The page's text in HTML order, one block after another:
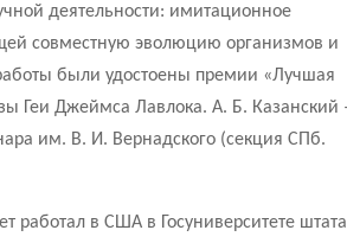
деятельности: имитационное
совместную эволюцию организмов и
были удостоены премии «Лучшая
Геи Джеймса Лавлока. А. Б. Казанский
им. В. И. Вернадского (секция СПб.
работал в США в Госуниверситете штата